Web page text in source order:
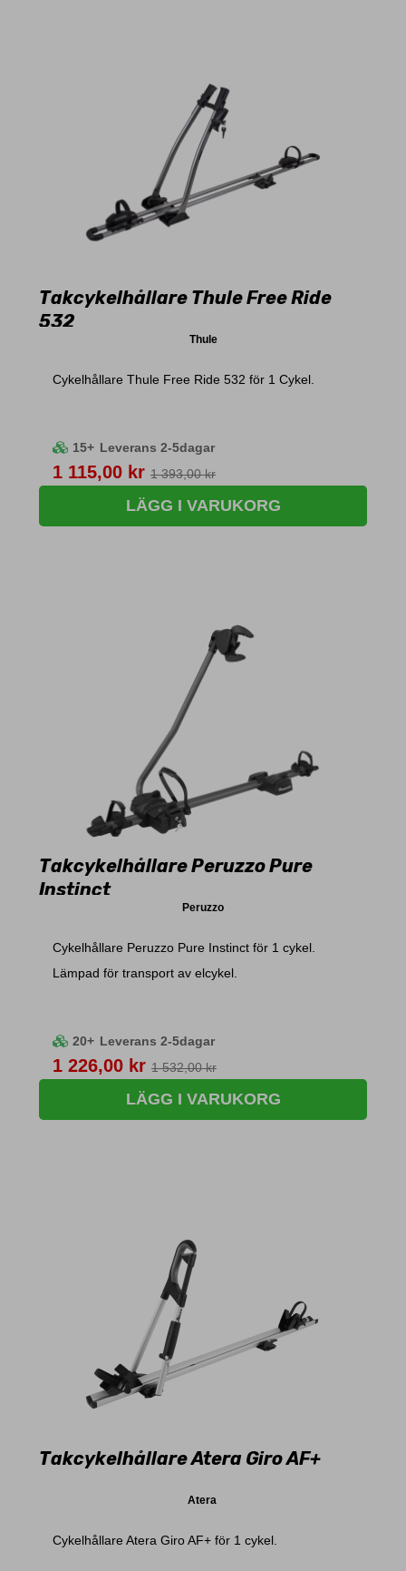
Takcykelhållare Thule Free Ride
532
Thule
Cykelhållare Thule Free Ride 532 för 1 Cykel.
15+ Leverans 2-5dagar
Pris
1 115,00 kr 1 393,00 kr
LÄGG I VARUKORG
Takcykelhållare Peruzzo Pure
Instinct
Peruzzo
Cykelhållare Peruzzo Pure Instinct för 1 cykel.
Lämpad för transport av elcykel.
20+ Leverans 2-5dagar
Pris
1 226,00 kr 1 532,00 kr
LÄGG I VARUKORG
Takcykelhållare Atera Giro AF+
Atera
Cykelhållare Atera Giro AF+ för 1 cykel.